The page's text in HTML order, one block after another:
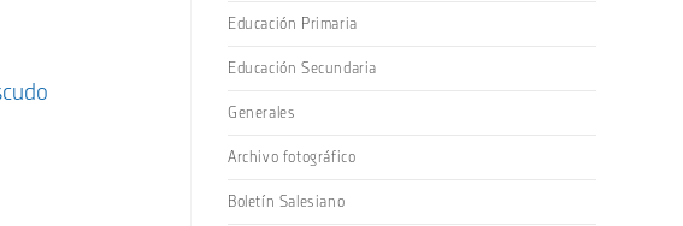
Educación Primaria
Educación Secundaria
Generales
Archivo fotográfico
Boletín Salesiano